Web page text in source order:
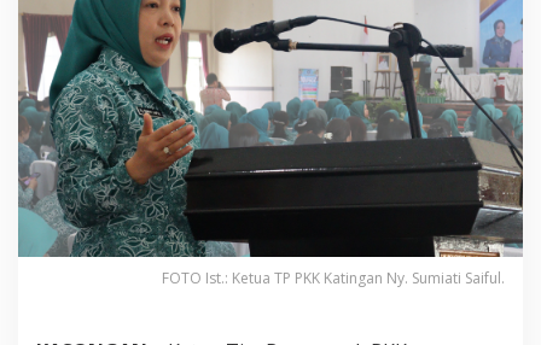
FOTO Ist.: Ketua TP PKK Katingan Ny. Sumiati Saiful.